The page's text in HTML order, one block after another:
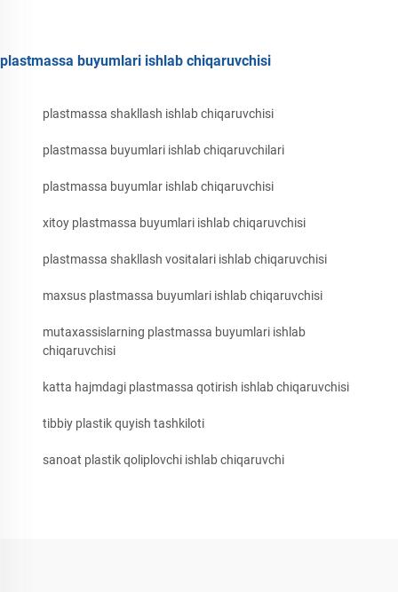
plastmassa buyumlari ishlab chiqaruvchisi
plastmassa shakllash ishlab chiqaruvchisi
plastmassa buyumlari ishlab chiqaruvchilari
plastmassa buyumlar ishlab chiqaruvchisi
xitoy plastmassa buyumlari ishlab chiqaruvchisi
plastmassa shakllash vositalari ishlab chiqaruvchisi
maxsus plastmassa buyumlari ishlab chiqaruvchisi
mutaxassislarning plastmassa buyumlari ishlab
chiqaruvchisi
katta hajmdagi plastmassa qotirish ishlab chiqaruvchisi
tibbiy plastik quyish tashkiloti
sanoat plastik qoliplovchi ishlab chiqaruvchi